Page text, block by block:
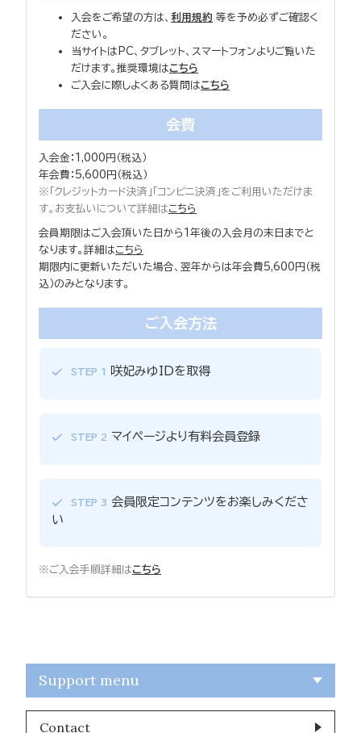
入会をご希望の方は、 利用規約 等を予め必ずご確認く
ださい。
当サイトはPC、タブレット、スマートフォンよりご覧いた
だけます。推奨環境はこちら
ご入会に際しよくある質問はこちら
会費
入会金：1,000円（税込）
年会費：5,600円（税込）
※「クレジットカード決済」「コンビニ決済」をご利用いただけま
す。お支払いについて詳細はこちら
会員期限はご入会頂いた日から1年後の入会月の末日までと
なります。詳細はこちら
期限内に更新いただいた場合、翌年からは年会費5,600円（税
込）のみとなります。
ご入会方法
STEP 1 咲妃みゆIDを取得
STEP 2 マイページより有料会員登録
STEP 3
会員限定コンテンツをお楽しみくださ
い
※ご入会手順詳細はこちら
Support menu
Contact